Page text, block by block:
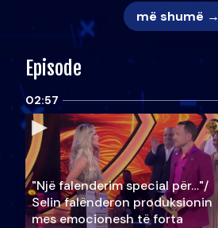
më shumë →
Episode
02:57
"Një falenderim special për…"/
Selin falënderon produksionin
mes emocionesh të forta